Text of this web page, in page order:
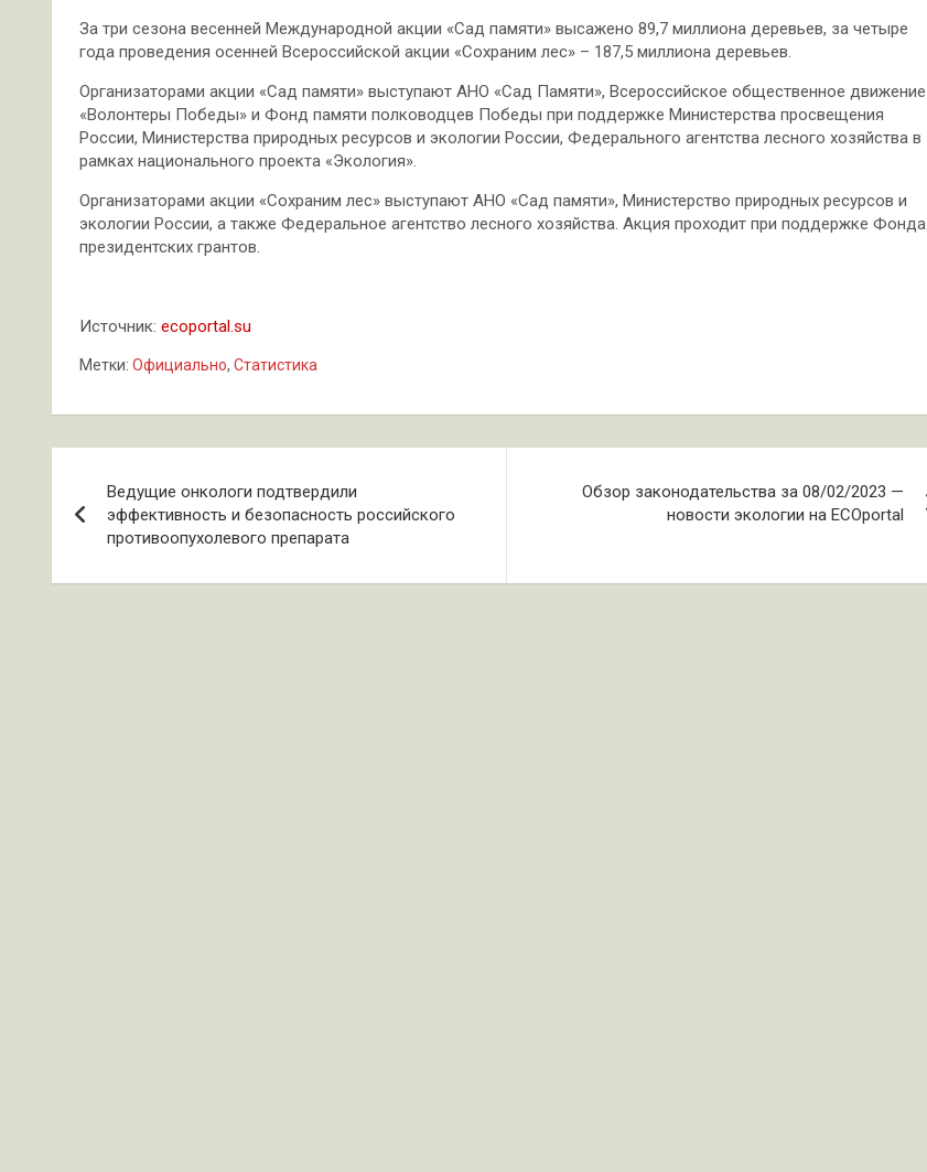
За три сезона весенней Международной акции «Сад памяти» высажено 89,7 миллиона деревьев, за четыре
года проведения осенней Всероссийской акции «Сохраним лес» – 187,5 миллиона деревьев.
Организаторами акции «Сад памяти» выступают АНО «Сад Памяти», Всероссийское общественное движение
«Волонтеры Победы» и Фонд памяти полководцев Победы при поддержке Министерства просвещения
России, Министерства природных ресурсов и экологии России, Федерального агентства лесного хозяйства в
рамках национального проекта «Экология».
Организаторами акции «Сохраним лес» выступают АНО «Сад памяти», Министерство природных ресурсов и
экологии России, а также Федеральное агентство лесного хозяйства. Акция проходит при поддержке Фонда
президентских грантов.
Источник: ecoportal.su
Метки: Официально, Статистика
по
записям
Ведущие онкологи подтвердили
эффективность и безопасность российского
противоопухолевого препарата
Обзор законодательства за 08/02/2023 —
новости экологии на ECOportal